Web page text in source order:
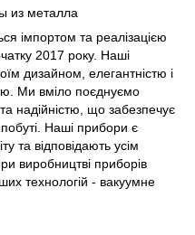
імпортом та реалізацією
2017 року. Наші
дизайном, елегантністю і
Ми вміло поєднуємо
надійністю, що забезпечує
Наші прибори є
та відповідають усім
виробництві приборів
технологій - вакуумне